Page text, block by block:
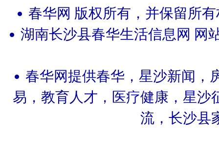
春华网 版权所有，并保留所
湖南长沙县春华生活信息网 网
春华网提供春华，星沙新闻，
易，教育人才，医疗健康，星
流，长沙县